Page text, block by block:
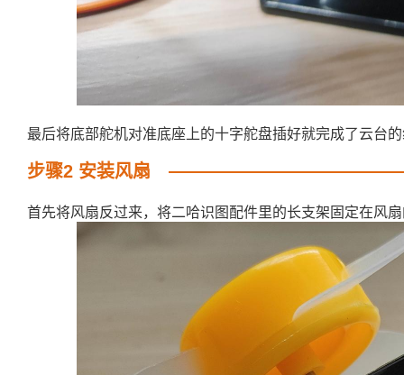
最后将底部舵机对准底座上的十字舵盘插好就完成了云台
步骤2 安装风扇
首先将风扇反过来，将二哈识图配件里的长支架固定在风